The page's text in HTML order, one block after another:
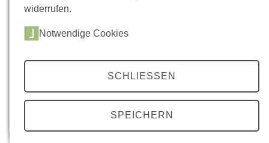
widerrufen.
Notwendige Cookies
SCHLIESSEN
SPEICHERN